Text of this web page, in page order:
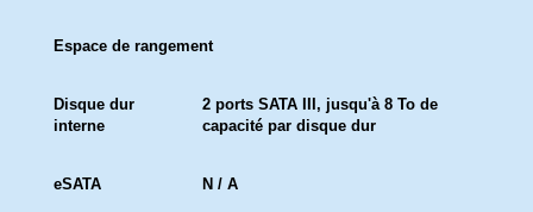
Espace de rangement
Disque dur
interne
2 ports SATA III, jusqu'à 8 To de
capacité par disque dur
eSATA N / A